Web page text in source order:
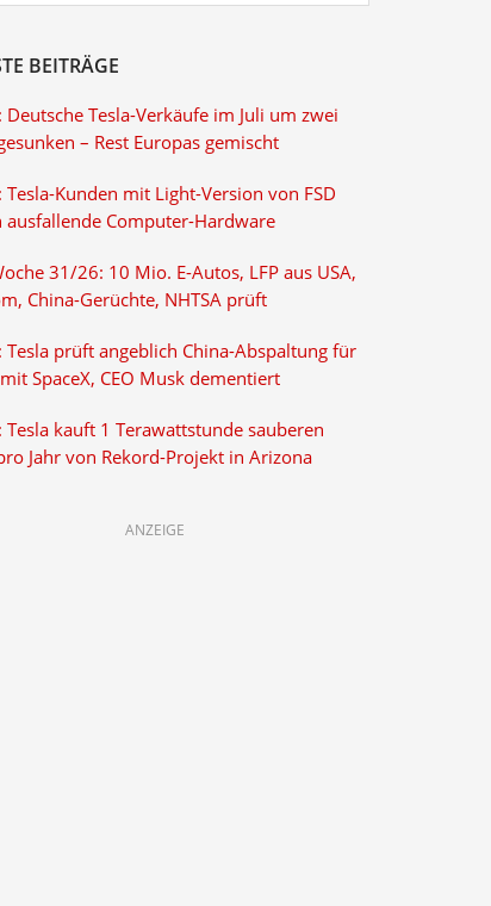
BEITRÄGE
Tesla-Verkäufe im Juli um zwei
– Rest Europas gemischt
Tesla-Kunden mit Light-Version von FSD
ausfallende Computer-Hardware
31/26: 10 Mio. E-Autos, LFP aus USA,
China-Gerüchte, NHTSA prüft
Tesla prüft angeblich China-Abspaltung für
SpaceX, CEO Musk dementiert
Tesla kauft 1 Terawattstunde sauberen
Jahr von Rekord-Projekt in Arizona
ANZEIGE